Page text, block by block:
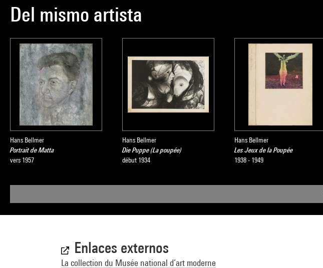
Del mismo artista
Hans Bellmer
Portrait de Matta
vers 1957
Hans Bellmer
Die Puppe (La poupée)
début 1934
Hans Bellmer
Les Jeux de la Poupée
1938 - 1949
Enlaces externos
La collection du Musée national d’art moderne